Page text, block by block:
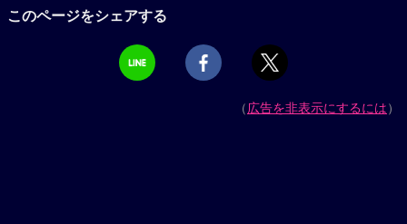
このページをシェアする
（広告を非表示にするには）